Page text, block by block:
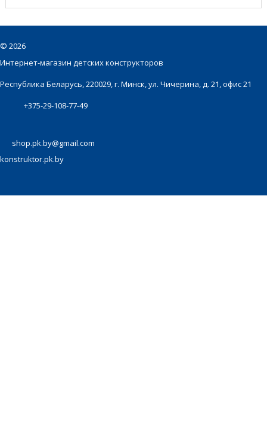
© 2026
Интернет-магазин детских конструкторов
Республика Беларусь, 220029, г. Минск, ул. Чичерина, д. 21, офис 21
+375-29-108-77-49
shop.pk.by@gmail.com
konstruktor.pk.by